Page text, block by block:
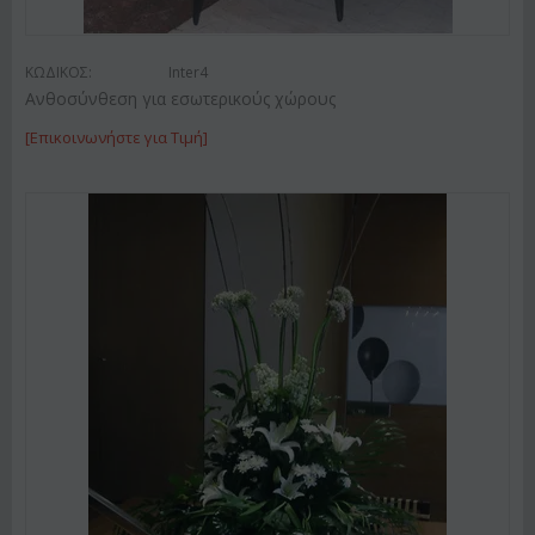
ΚΩΔΙΚΟΣ: Inter4
Ανθοσύνθεση για εσωτερικούς χώρους
[Επικοινωνήστε για Τιμή]